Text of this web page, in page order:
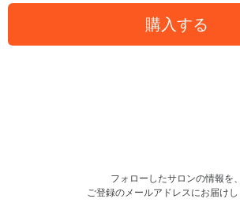
購入する
フォローしたサロンの情報を、
ご登録のメールアドレスにお届けし